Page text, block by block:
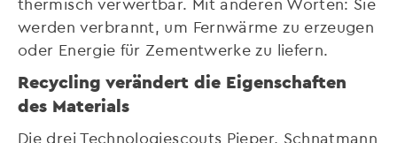
werden verbrannt, um Fernwärme zu erzeugen
oder Energie für Zementwerke zu liefern.
Recycling verändert die Eigenschaften
des Materials
Die drei Technologiescouts Pieper, Schnatmann